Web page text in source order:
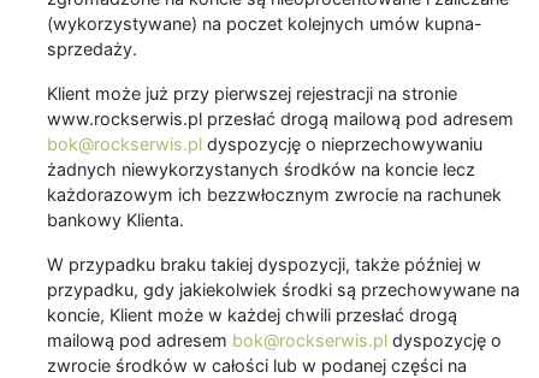
(wykorzystywane) na poczet kolejnych umów kupna-
sprzedaży.
Klient może już przy pierwszej rejestracji na stronie
www.rockserwis.pl przesłać drogą mailową pod adresem
bok@rockserwis.pl dyspozycję o nieprzechowywaniu
żadnych niewykorzystanych środków na koncie lecz
każdorazowym ich bezzwłocznym zwrocie na rachunek
bankowy Klienta.
W przypadku braku takiej dyspozycji, także później w
przypadku, gdy jakiekolwiek środki są przechowywane na
koncie, Klient może w każdej chwili przesłać drogą
mailową pod adresem bok@rockserwis.pl dyspozycję o
zwrocie środków w całości lub w podanej części na